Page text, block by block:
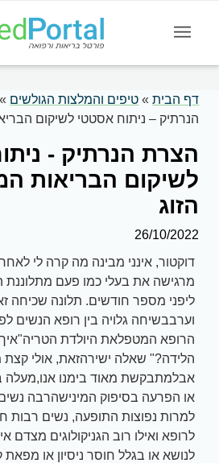
דף הבית» טיפים והמלצות הגולשים »
הנרתיק – ניתוח אסטטי לשיקום
הצרת הנרתיק -
לשיקום הבריאות
הזוג
26/10/2022
דוקטור, אינני מבינה מה קרה לי
מרגישה את בעלי כמו פעם
ליפני מספר חודשים. תלונה שכיחה
וערבבשיחה גלויה בין רופא הנשים
הרופא המטפלאת היולדת
הלידה?" שאלה ישירהזאת, אולי קצת
אבלמתבקשת מאוד בימנו אנו,מעלה
או הפרעה בסיפוק המינישהרבה
למרות נפוצות התופעה, נשים רבות
לרופא ואילו רוב הגניקולוגים מצדם
לנושא או בגלל חוסר ניסיון או